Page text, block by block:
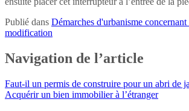
Publié dans Démarches d'urbanisme
modification
Navigation de l’article
Faut-il un permis de construire pour un abri de
Acquérir un bien immobilier à l’étranger